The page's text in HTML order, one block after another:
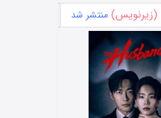
منتشر شد